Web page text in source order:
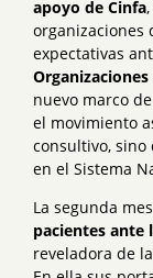
apoyo de Cinfa
organizaciones
expectativas
nuevo marco
el movimiento
consultivo, sino
en el Sistema
La segunda
pacientes ante
reveladora de